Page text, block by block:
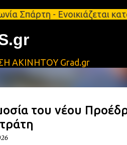
- Ενοικιάζεται
ΑΚΙΝΗΤΟΥ Grad.gr
του νέου